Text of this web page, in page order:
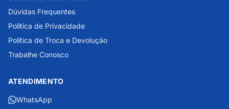
Dúvidas Frequentes
Política de Privacidade
Política de Troca e Devolução
Trabalhe Conosco
ATENDIMENTO
WhatsApp